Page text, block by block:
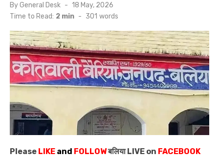
ByGeneral Desk
Posted
on
18 May, 2026
Time to Read: 2 min - 301 words
Please LIKE and FOLLOWबलिया LIVE on FACEBOOK